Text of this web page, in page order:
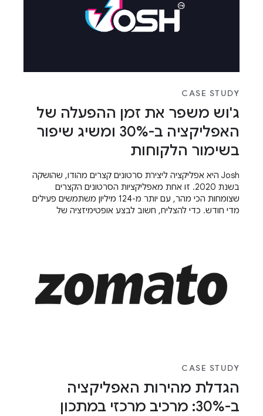
CASE STUDY
ג'וש משפר את זמן ההפעלה של
האפליקציה ב-30% ומשיג שיפור
בשימור הלקוחות
‫Josh היא אפליקציה ליצירת סרטונים קצרים מהודו, שהושקה
בשנת 2020. זו אחת מאפליקציות הסרטונים הקצרים
שצומחות הכי מהר, עם יותר מ-124 מיליון משתמשים פעילים
מדי חודש. כדי להצליח, חשוב לבצע אופטימיזציה של
CASE STUDY
הגדלת מהירות האפליקציה
ב-30%: מרכיב מרכזי במתכון